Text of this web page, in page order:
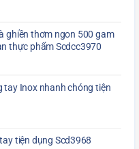
ghiền thơm ngon 500 gam
thực phẩm Scdcc3970
tay Inox nhanh chóng tiện
tiện dụng Scd3968